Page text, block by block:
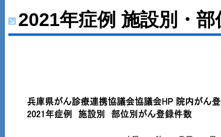
2021年症例 施設別・